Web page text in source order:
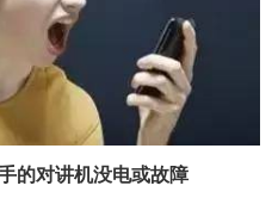
的对讲机没电或故障